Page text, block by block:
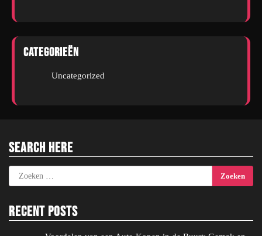
Categorieën
Uncategorized
Search Here
Zoeken
naar:
Recent Posts